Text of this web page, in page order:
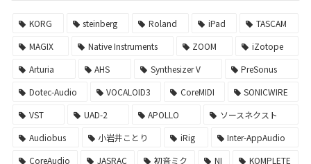
KORG steinberg Roland iPad
TASCAM
MAGIX
Native Instruments ZOOM
iZotope
Arturia
AHS Synthesizer V
PreSonus
Dotec-Audio
VOCALOID3 CoreMIDI
SONICWIRE
VST
UAD-2 APOLLO
ソースネクスト
Audiobus
小岩井ことり iRig
Inter-AppAudio
CoreAudio
JASRAC 初音ミク NI
KOMPLETE